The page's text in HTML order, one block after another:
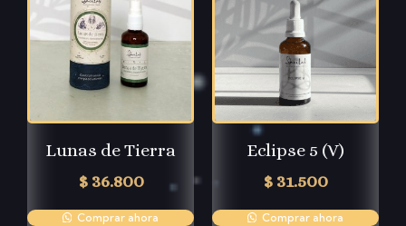
Lunas de Tierra
$36.800
Comprar ahora
Eclipse 5 (V)
$ 31.500
Comprar ahora